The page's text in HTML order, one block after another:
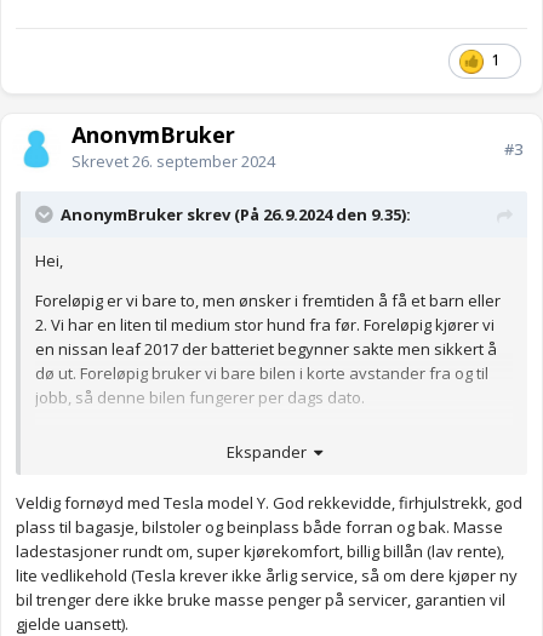
1
AnonymBruker
Skrevet26. september 2024
#3
AnonymBruker skrev (På 26.9.2024 den 9.35):
Hei,
Foreløpig er vi bare to, men ønsker i fremtiden å få et barn eller
2. Vi har en liten til medium stor hund fra før. Foreløpig kjører vi
en nissan leaf 2017 der batteriet begynner sakte men sikkert å
dø ut. Foreløpig bruker vi bare bilen i korte avstander fra og til
jobb, så denne bilen fungerer per dags dato.
vi ønsker at den neste bilen vi kjøper oss skal kunne ha plass til
fremtiden, og pga avstand til familie vil vi trenge en bil med god
rekkevidde. Det kan være langturer på (9 timer), med pauser
selvfølgelig.
Det hadde vært et pluss med firehjulstrekk, mulighet for takboks.
vi ønsker ryggekamera.
Ekspander
Veldig fornøyd med Tesla model Y. God rekkevidde, firhjulstrekk, god
plass til bagasje, bilstoler og beinplass både forran og bak. Masse
ladestasjoner rundt om, super kjørekomfort, billig billån (lav rente),
lite vedlikehold (Tesla krever ikke årlig service, så om dere kjøper ny
bil trenger dere ikke bruke masse penger på servicer, garantien vil
gjelde uansett).